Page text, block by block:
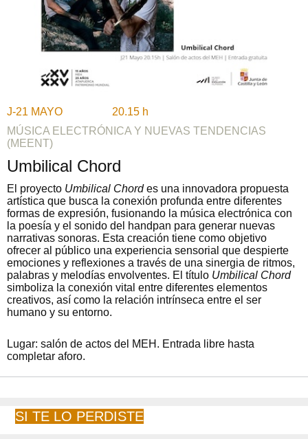
J-21 MAYO 20.15 h
MÚSICA ELECTRÓNICA Y NUEVAS TENDENCIAS
(MEENT)
Umbilical Chord
El proyecto Umbilical Chordes una innovadora propuesta
artística que busca la conexión profunda entre diferentes
formas de expresión, fusionando la música electrónica con
la poesía y el sonido del handpan para generar nuevas
narrativas sonoras. Esta creación tiene como objetivo
ofrecer al público una experiencia sensorial que despierte
emociones y reflexiones a través de una sinergia de ritmos,
palabras y melodías envolventes. El título Umbilical Chord
simboliza la conexión vital entre diferentes elementos
creativos, así como la relación intrínseca entre el ser
humano y su entorno.
Lugar: salón de actos del MEH. Entrada libre hasta
completar aforo.
SI TE LO PERDISTE